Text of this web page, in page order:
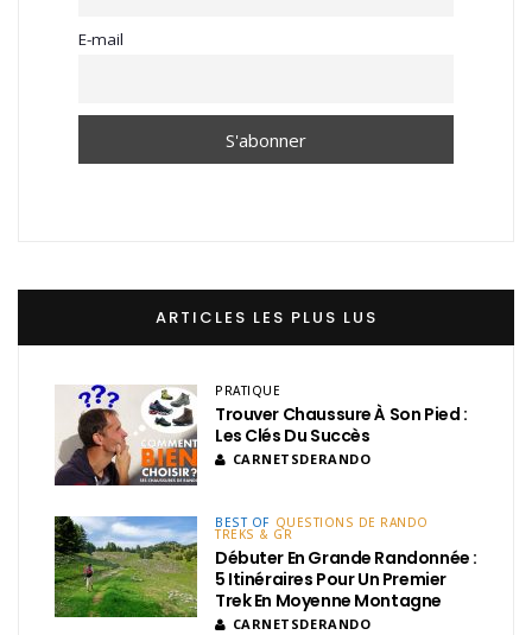
E-mail
ARTICLES LES PLUS LUS
PRATIQUE
Trouver Chaussure À Son Pied :
Les Clés Du Succès
CARNETSDERANDO
BEST OF QUESTIONS DE RANDO
TREKS & GR
Débuter En Grande Randonnée :
5 Itinéraires Pour Un Premier
Trek En Moyenne Montagne
CARNETSDERANDO